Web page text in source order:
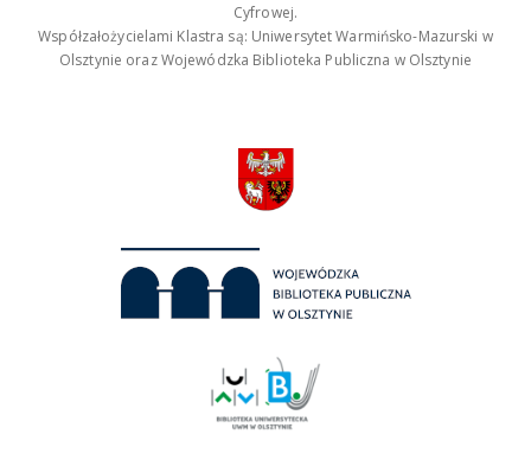
Cyfrowej.
Współzałożycielami Klastra są: Uniwersytet Warmińsko-Mazurski w
Olsztynie oraz Wojewódzka Biblioteka Publiczna w Olsztynie